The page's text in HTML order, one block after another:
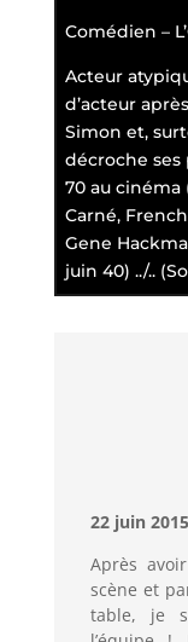
Comédien –
Acteur
d’acteur
Simon et,
décroche ses
70 au cinéma
Carné,
Gene
juin 40) ../..
22 juin
Après
scène et
table, je